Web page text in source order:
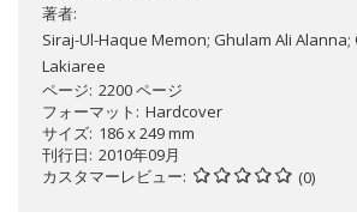
著者:
Siraj-Ul-Haque Memon; Ghulam Ali
Lakiaree
ページ 2200 ページ
フォーマット
Hardcover
サイズ 186 x 249 mm
刊行日 2010年09月
カスタマーレビュー
(0)